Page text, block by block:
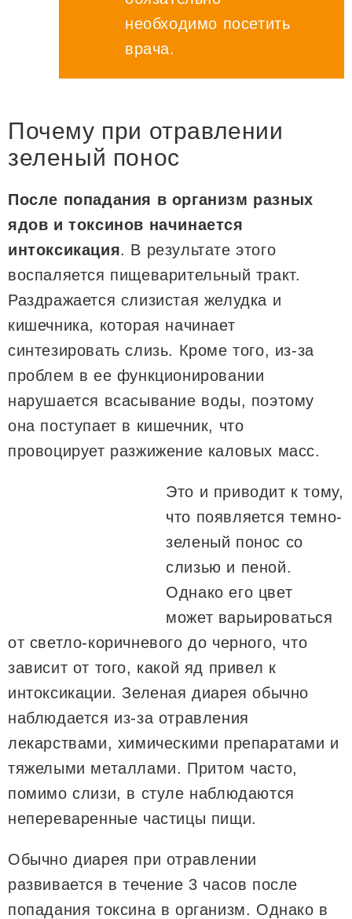
необходимо посетить
врача.
Почему при отравлении
зеленый понос
После попадания в организм разных
ядов и токсинов начинается
интоксикация. В результате этого
воспаляется пищеварительный тракт.
Раздражается слизистая желудка и
кишечника, которая начинает
синтезировать слизь. Кроме того, из-за
проблем в ее функционировании
нарушается всасывание воды, поэтому
она поступает в кишечник, что
провоцирует разжижение каловых масс.
Это и приводит к тому,
что появляется темно-
зеленый понос со
слизью и пеной.
Однако его цвет
может варьироваться
от светло-коричневого до черного, что
зависит от того, какой яд привел к
интоксикации. Зеленая диарея обычно
наблюдается из-за отравления
лекарствами, химическими препаратами и
тяжелыми металлами. Притом часто,
помимо слизи, в стуле наблюдаются
непереваренные частицы пищи.
Обычно диарея при отравлении
развивается в течение 3 часов после
попадания токсина в организм. Однако в